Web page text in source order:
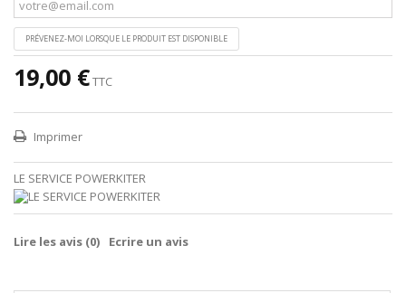
PRÉVENEZ-MOI LORSQUE LE PRODUIT EST DISPONIBLE
19,00 €TTC
Imprimer
LE SERVICE POWERKITER
Lire les avis (0) Ecrire un avis